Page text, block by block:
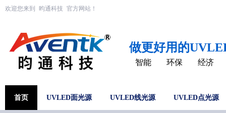
欢迎您来到 昀通科技 官方网站！
做更好用的
智能 环保 经济
首页 UVLED面光源 UVLED线光源 UVLED点光源